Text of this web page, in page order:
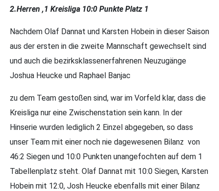
2.Herren ,1 Kreisliga 10:0 Punkte Platz 1
Nachdem Olaf Dannat und Karsten Hobein in dieser Saison
aus der ersten in die zweite Mannschaft gewechselt sind
und auch die bezirksklassenerfahrenen Neuzugänge
Joshua Heucke und Raphael Banjac
zu dem Team gestoßen sind, war im Vorfeld klar, dass die
Kreisliga nur eine Zwischenstation sein kann. In der
Hinserie wurden lediglich 2 Einzel abgegeben, so dass
unser Team mit einer noch nie dagewesenen Bilanz von
46:2 Siegen und 10:0 Punkten unangefochten auf dem 1
Tabellenplatz steht. Olaf Dannat mit 10:0 Siegen, Karsten
Hobein mit 12:0, Josh Heucke ebenfalls mit einer Bilanz